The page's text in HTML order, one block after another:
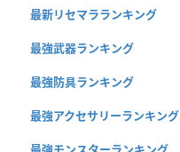
最新リセマラランキング
最強武器ランキング
最強防具ランキング
最強アクセサリーランキング